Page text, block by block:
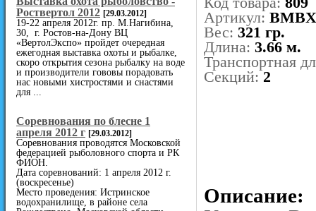
Роствертол 2012 [29.03.2012]
19-22 апреля 2012г. пр. М.Нагибина,
30, г. Ростов-на-Дону ВЦ
«ВертолЭкспо» пройдет очередная
ежегодная выставка охоты и рыбалке,
скоро открытия сезона рыбалку на воде
и производители гововы порадовать
нас новыми хистростями и снастями
для ...
Cоревнования по блесне 1
апреля 2012 г [29.03.2012]
Соревнования проводятся Московской
федерацией рыболовного спорта и РК
ФИОН.
Дата соревнований: 1 апреля 2012 г.
(воскресенье)
Место проведения: Истринское
водохранилище, в районе села
Артикул:
Вес: 321 гр.
Длина: 3.66 м.
Транспортная
Секций:2
Описание: